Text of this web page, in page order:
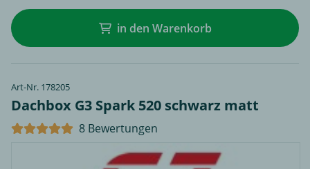
in den Warenkorb
Art-Nr. 178205
Dachbox G3 Spark 520 schwarz matt
8 Bewertungen